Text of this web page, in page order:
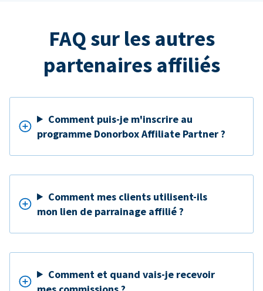
FAQ sur les autres
partenaires affiliés
Comment puis-je m'inscrire au
programme Donorbox Affiliate Partner ?
Comment mes clients utilisent-ils
mon lien de parrainage affilié ?
Comment et quand vais-je recevoir